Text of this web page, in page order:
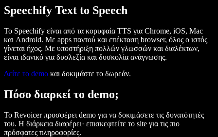
Speechify Text to Speech
Το Speechify είναι από τα κορυφαία TTS για Chrome, iOS, Mac
και Android. Με apps παντού και επέκταση browser, όλος ο ιστός
γίνεται ήχος. Με υποστήριξη πολλών γλωσσών και διαλέκτων,
είναι ιδανικό για δυσλεξία και δυσκολία ανάγνωσης.
Δείτε το demo και δοκιμάστε το δωρεάν.
Πόσο διαρκεί το demo;
Το Revoicer προσφέρει demo για να δοκιμάσετε τις δυνατότητές
του. Η διάρκεια διαφέρει· επισκεφτείτε το site για τις πιο
πρόσφατες πληροφορίες.